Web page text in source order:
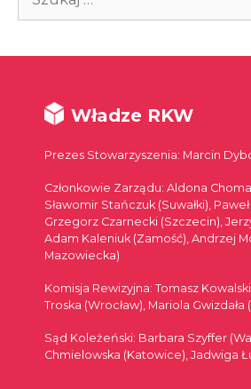
Władze RKW
Prezes Stowarzyszenia: Marcin
Członkowie Zarządu: Aldona
Sławomir Stańczuk (Suwałki),
Grzegorz Czarnecki (Szczecin),
Adam Kaleniuk (Zamość), Andrzej
Mazowiecka)
Komisja Rewizyjna: Tomasz
Troska (Wrocław), Mariola Gwizdała
Sąd Koleżeński: Barbara Szyffer
Chmielowska (Katowice), Jadwiga